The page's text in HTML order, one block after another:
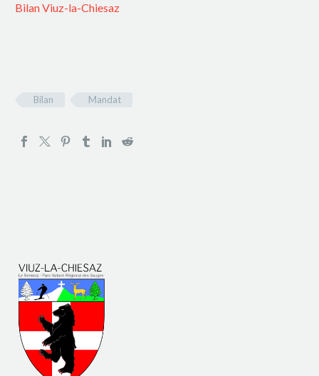
Bilan Viuz-la-Chiesaz
Bilan Mandat